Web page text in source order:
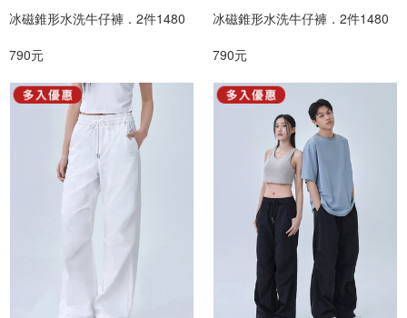
冰磁錐形水洗牛仔褲．2件1480
790元
冰磁錐形水洗牛仔褲．2件1480
790元